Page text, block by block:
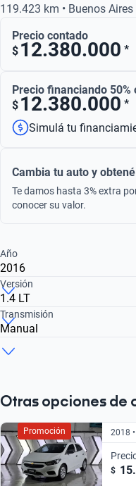
119.423 km • Buenos Aires
Precio contado
$ 12.380.000 *
Precio financiando 50%
$ 12.380.000 *
Simulá tu
Cambia tu auto y
Te damos hasta 3% extra
conocer su valor.
Año
2016
2015
$ 13.951.000
Versión
1.4 LT
1.4 LT
Transmisión
Manual
$ 13.951.000 $
Otras opciones de
Promoción 2018
$